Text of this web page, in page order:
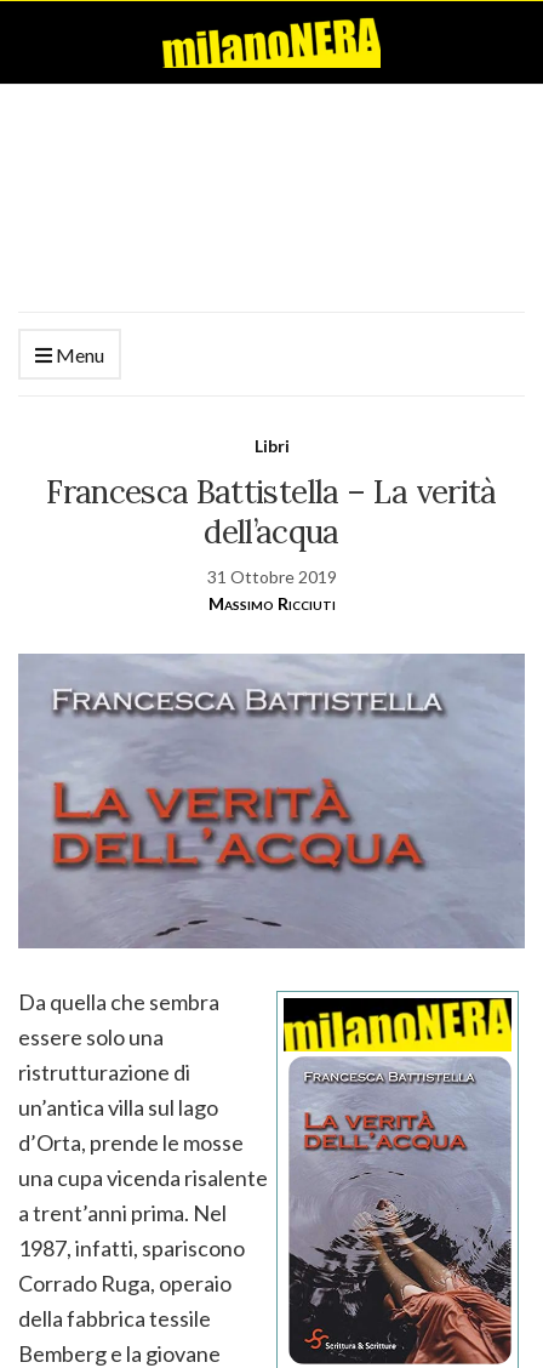
Menu
Libri
Francesca Battistella – La verità
dell’acqua
31 Ottobre 2019
Massimo Ricciuti
Da quella che sembra
essere solo una
ristrutturazione di
un’antica villa sul lago
d’Orta, prende le mosse
una cupa vicenda risalente
a trent’anni prima. Nel
1987, infatti, spariscono
Corrado Ruga, operaio
della fabbrica tessile
Bemberg e la giovane